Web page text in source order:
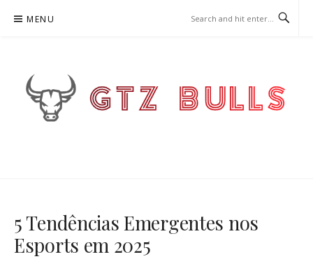
MENU
5 Tendências Emergentes nos
Esports em 2025